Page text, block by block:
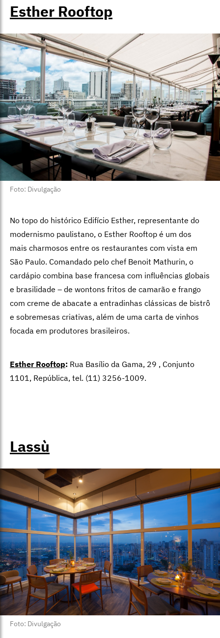
Esther Rooftop
Foto: Divulgação
No topo do histórico Edifício Esther, representante do
modernismo paulistano, o Esther Rooftop é um dos
mais charmosos entre os restaurantes com vista em
São Paulo. Comandado pelo chef Benoit Mathurin, o
cardápio combina base francesa com influências globais
e brasilidade – de wontons fritos de camarão e frango
com creme de abacate a entradinhas clássicas de bistrô
e sobremesas criativas, além de uma carta de vinhos
focada em produtores brasileiros.
Esther Rooftop: Rua Basílio da Gama, 29 , Conjunto
1101, República, tel. (11) 3256-1009.
Lassù
Foto: Divulgação